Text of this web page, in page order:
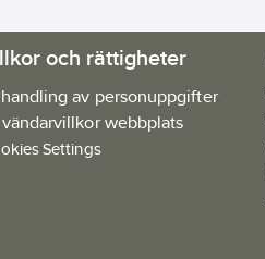
och rättigheter
av personuppgifter
webbplats
Settings